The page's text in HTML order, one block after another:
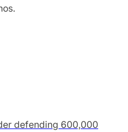
defending 600,000